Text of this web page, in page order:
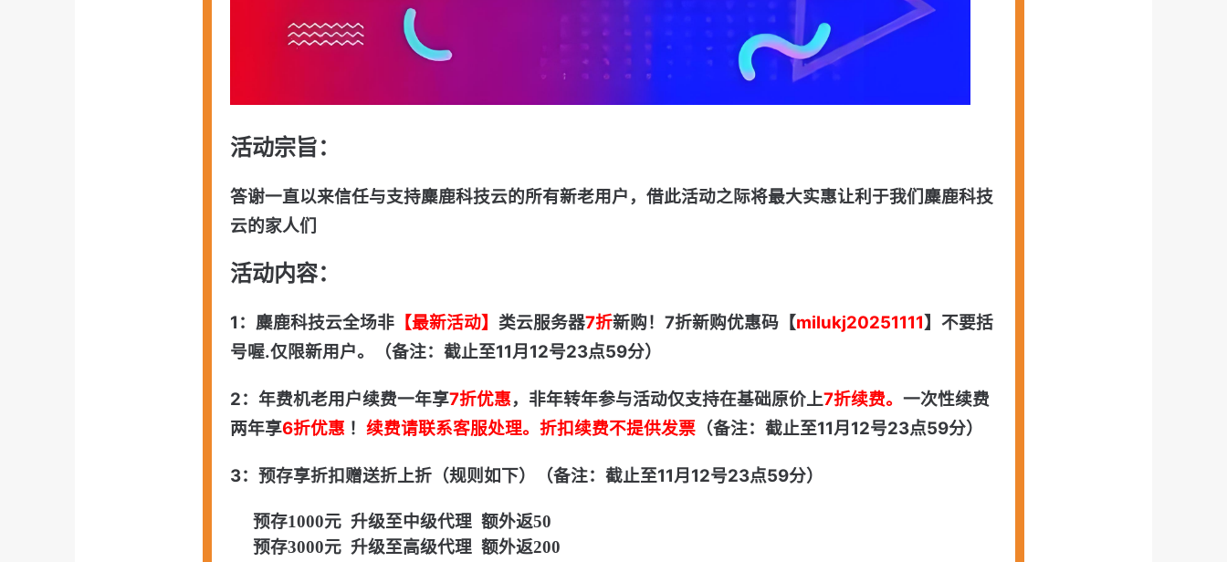
活动宗旨：
答谢一直以来信任与支持麋鹿科技云的所有新老用户，借此活动之际将最大实惠让利于我们麋鹿科技
云的家人们
活动内容：
1：麋鹿科技云全场非 【最新活动】 类云服务器7折新购！ 7折新购优惠码【milukj20251111】不要括
号喔.仅限新用户。（备注：截止至11月12号23点59分）
2：年费机老用户续费一年享7折优惠，非年转年参与活动仅支持在基础原价上7折续费。 一次性续费
两年享6折优惠 ！ 续费请联系客服处理。折扣续费不提供发票 （备注：截止至11月12号23点59分）
3：预存享折扣赠送折上折（规则如下） （备注：截止至11月12号23点59分）
预存1000元 升级至中级代理 额外返50
预存3000元 升级至高级代理 额外返200